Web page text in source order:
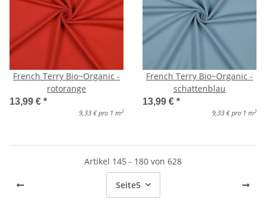
French Terry Bio~Organic -
rotorange
13,99 € *
9,33 € pro 1 m 2
French Terry Bio~Organic -
schattenblau
13,99 € *
9,33 € pro 1 m 2
Artikel 145 - 180 von 628
Seite5